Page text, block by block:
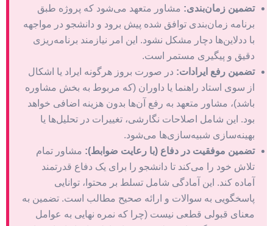
تضمین زمان‌بندی: مشاور متعهد می‌شود که پروژه طبق
برنامه زمان‌بندی توافق شده پیش برود و دانشجو در مواجهه
با ددلاین‌ها دچار مشکل نشود. این امر نیازمند برنامه‌ریزی
دقیق و پیگیری مستمر است.
تضمین رفع ایرادات: در صورت بروز هرگونه ایراد یا اشکال
از سوی استاد راهنما یا داوران (که مربوط به بخش مشاوره
باشد)، مشاور متعهد به رفع آن‌ها بدون هزینه اضافی خواهد
بود. این شامل اصلاحات نگارشی، تغییرات در تحلیل‌ها یا
بهینه‌سازی شبیه‌سازی‌ها می‌شود.
تضمین موفقیت در دفاع (با رعایت ضوابط): مشاور تمام
تلاش خود را می‌کند تا دانشجو را برای یک دفاع قدرتمند
آماده کند. این آمادگی شامل تسلط بر محتوا، توانایی
پاسخگویی به سوالات و ارائه صحیح مطالب است. تضمین به
معنای قبولی قطعی نیست (چرا که نمره نهایی به عوامل